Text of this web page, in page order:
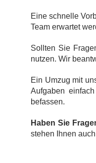
Eine schnelle
Team erwartet
Sollten Sie
nutzen. Wir
Ein Umzug mit
Aufgaben
befassen.
Haben Sie
stehen Ihnen